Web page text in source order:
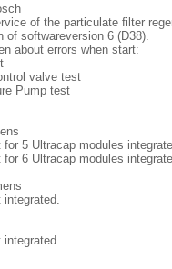
of the particulate filter
of softwareversion 6 (D38).
about errors when start:
valve test
Pump test
for 5 Ultracap modules
for 6 Ultracap modules